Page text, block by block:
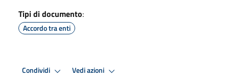
Tipi di documento:
Accordo tra enti
Condividi Vedi azioni